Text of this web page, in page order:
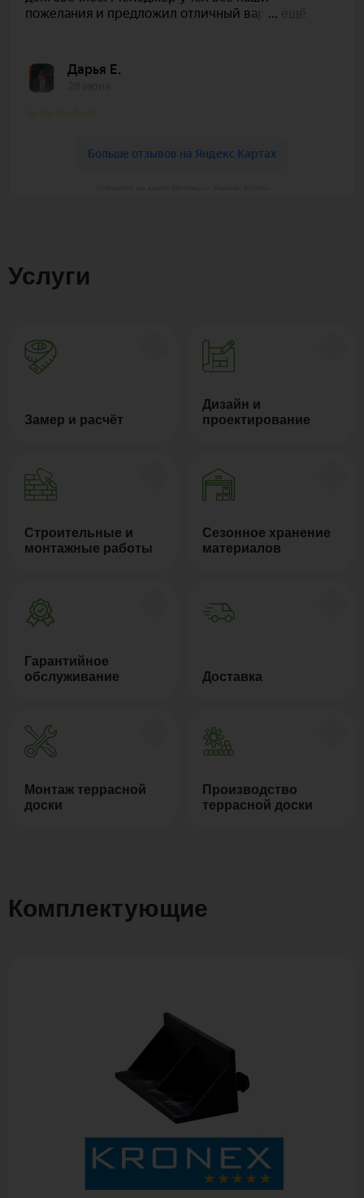
Услуги
Замер и расчёт
Дизайн и
проектирование
Строительные и
монтажные работы
Сезонное хранение
материалов
Гарантийное
обслуживание
Доставка
Монтаж террасной
доски
Производство
террасной доски
Комплектующие